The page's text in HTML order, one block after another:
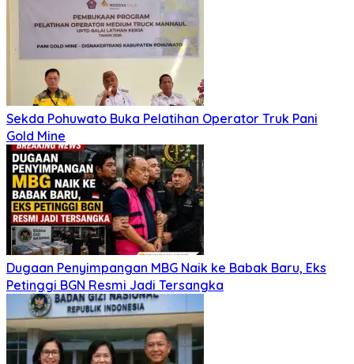
Sekda Pohuwato Buka Pelatihan Operator Truk Pani
Gold Mine
Dugaan Penyimpangan MBG Naik ke Babak Baru, Eks
Petinggi BGN Resmi Jadi Tersangka